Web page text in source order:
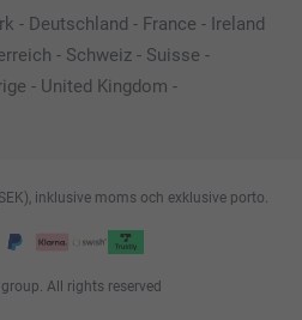
- Deutschland - France - Ireland
- Schweiz - Suisse -
- United Kingdom -
All rights reserved
inklusive moms och exklusive porto.